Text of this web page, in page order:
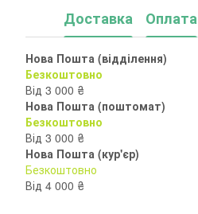
Доставка Оплата
Нова Пошта (відділення)
Безкоштовно
Від 3 000 ₴
Нова Пошта (поштомат)
Безкоштовно
Від 3 000 ₴
Нова Пошта (кур'єр)
Безкоштовно
Від 4 000 ₴